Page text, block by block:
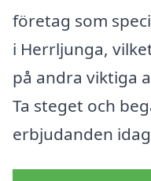
företag som
i Herrljunga,
på andra viktiga
Ta steget och
erbjudanden